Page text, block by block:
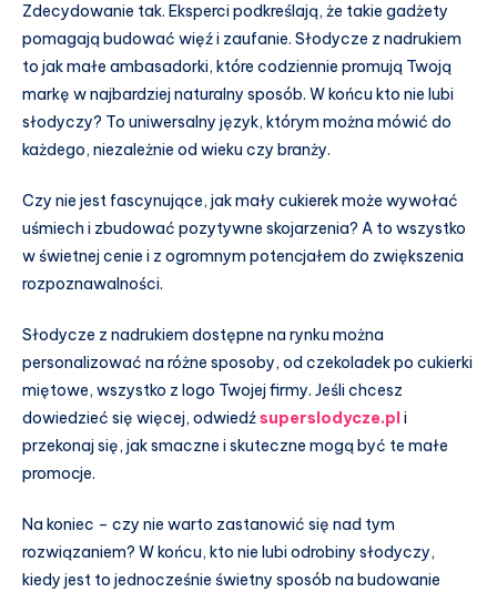
Zdecydowanie tak. Eksperci podkreślają, że takie gadżety
pomagają budować więź i zaufanie. Słodycze z nadrukiem
to jak małe ambasadorki, które codziennie promują Twoją
markę w najbardziej naturalny sposób. W końcu kto nie lubi
słodyczy? To uniwersalny język, którym można mówić do
każdego, niezależnie od wieku czy branży.
Czy nie jest fascynujące, jak mały cukierek może wywołać
uśmiech i zbudować pozytywne skojarzenia? A to wszystko
w świetnej cenie i z ogromnym potencjałem do zwiększenia
rozpoznawalności.
Słodycze z nadrukiem dostępne na rynku można
personalizować na różne sposoby, od czekoladek po cukierki
miętowe, wszystko z logo Twojej firmy. Jeśli chcesz
dowiedzieć się więcej, odwiedźsuperslodycze.pli
przekonaj się, jak smaczne i skuteczne mogą być te małe
promocje.
Na koniec – czy nie warto zastanowić się nad tym
rozwiązaniem? W końcu, kto nie lubi odrobiny słodyczy,
kiedy jest to jednocześnie świetny sposób na budowanie